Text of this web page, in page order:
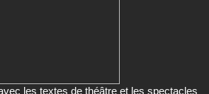
les textes de théâtre et les spectacles